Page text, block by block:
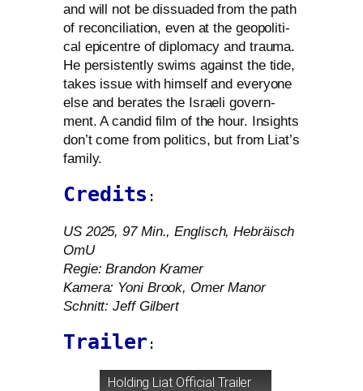
and will not be dis­sua­ded from the path
of recon­ci­lia­ti­on, even at the geo­po­li­ti­
cal epi­cent­re of diplo­ma­cy and trau­ma.
He per­sis­t­ent­ly swims against the tide,
takes issue with hims­elf and ever­yo­ne
else and bera­tes the Israeli govern­
ment. A can­did film of the hour. Insights
don’t come from poli­tics, but from Liat’s
family.
Credits :
US2025, 97 Min., Englisch, Hebräisch
OmU
Regie: Brandon Kramer
Kamera: Yoni Brook, Omer Manor
Schnitt: Jeff Gilbert
Trailer :
Holding Liat Official Trailer